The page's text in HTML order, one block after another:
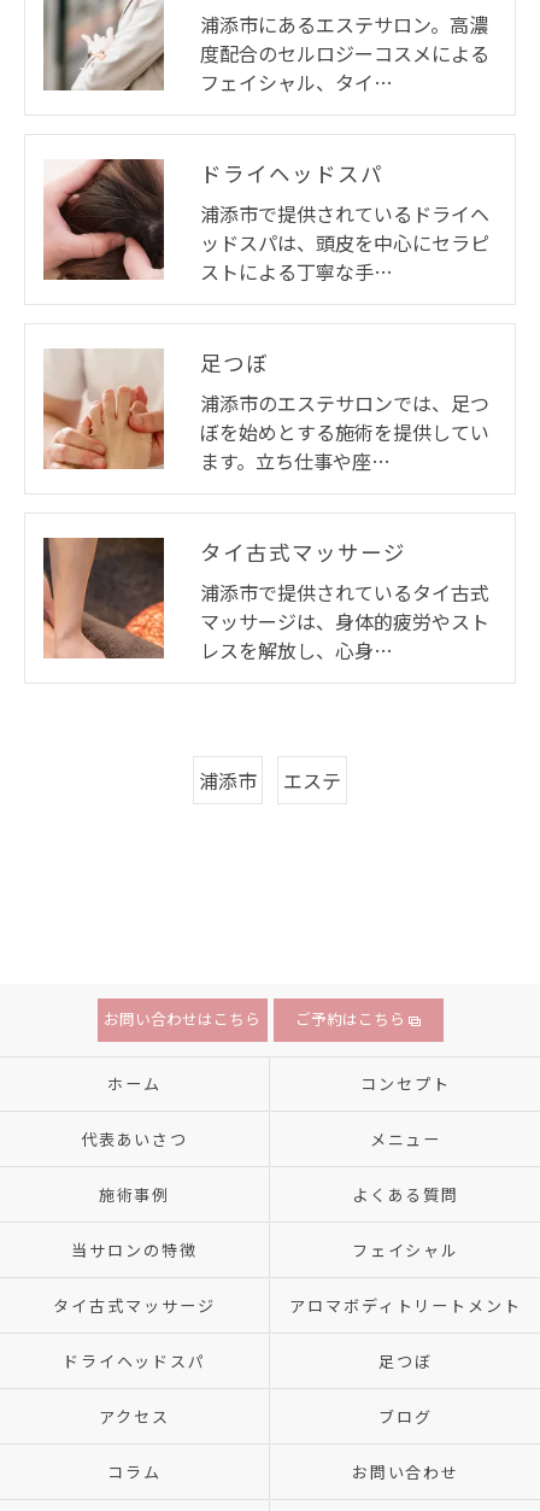
浦添市にあるエステサロン。高濃
度配合のセルロジーコスメによる
フェイシャル、タイ…
ドライヘッドスパ
浦添市で提供されているドライヘ
ッドスパは、頭皮を中心にセラピ
ストによる丁寧な手…
足つぼ
浦添市のエステサロンでは、足つ
ぼを始めとする施術を提供してい
ます。立ち仕事や座…
タイ古式マッサージ
浦添市で提供されているタイ古式
マッサージは、身体的疲労やスト
レスを解放し、心身…
浦添市 エステ
お問い合わせはこちら ご予約はこちら
ホーム コンセプト
代表あいさつ メニュー
施術事例 よくある質問
当サロンの特徴 フェイシャル
タイ古式マッサージ アロマボディトリートメント
ドライヘッドスパ 足つぼ
アクセス ブログ
コラム お問い合わせ